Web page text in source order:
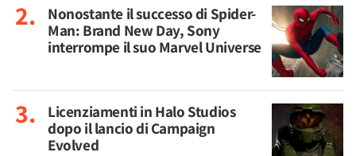
Nonostante il successo di Spider-
Man: Brand New Day, Sony
interrompe il suo Marvel Universe
Licenziamenti in Halo Studios
dopo il lancio di Campaign
Evolved